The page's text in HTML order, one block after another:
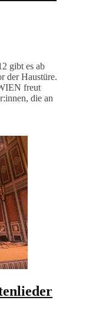
gibt es ab
der Haustüre.
freut
die an